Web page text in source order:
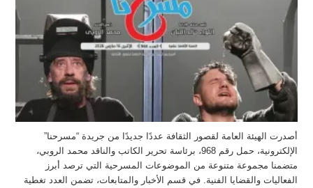
أصدرت الهيئة العامة لقصور الثقافة عددًا جديدًا من جريدة “مسرحنا”
الإلكترونية، حمل رقم 968، برئاسة تحرير الكاتب والناقد محمد الروبي،
متضمنا مجموعة متنوعة من الموضوعات المسرحية التي ترصد أبرز
الفعاليات والقضايا الفنية. في قسم الأخبار والمتابعات، تضمن العدد تغطية